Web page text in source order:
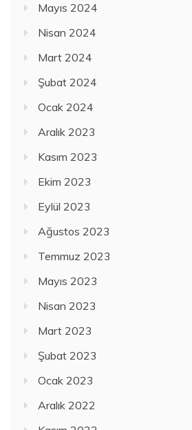
Mayıs 2024
Nisan 2024
Mart 2024
Şubat 2024
Ocak 2024
Aralık 2023
Kasım 2023
Ekim 2023
Eylül 2023
Ağustos 2023
Temmuz 2023
Mayıs 2023
Nisan 2023
Mart 2023
Şubat 2023
Ocak 2023
Aralık 2022